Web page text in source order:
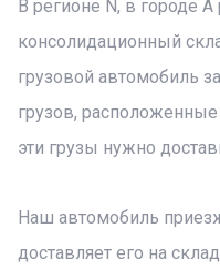
В регионе N, в городе
консолидационный
грузовой автомобиль
грузов,
эти грузы нужно
Наш автомобиль
доставляет его на